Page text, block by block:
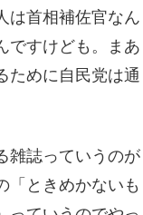
は首相補佐官なん
ですけども。まあ
ために自民党は通
雑誌っていうのが
「ときめかないも